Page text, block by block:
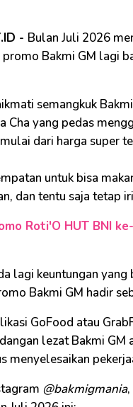
- Bulan Juli 2026
promo Bakmi GM lagi
semangkuk
Cha yang pedas
dari harga super
untuk bisa
dan tentu saja tetap
Roti'O HUT BNI
lagi keuntungan
Bakmi GM hadir
GoFood atau
lezat Bakmi GM
menyelesaikan
@bakmigmania